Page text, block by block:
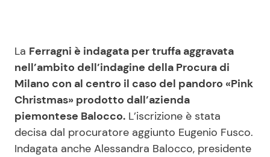
Redazione
Contattaci
Pubblicità
Privacy Policy
La Ferragni è indagata per truffa aggravata
nell’ambito dell’indagine della Procura di
Milano con al centro il caso del pandoro «Pink
Christmas» prodotto dall’azienda
piemontese Balocco. L’iscrizione è stata
decisa dal procuratore aggiunto Eugenio Fusco.
Indagata anche Alessandra Balocco, presidente